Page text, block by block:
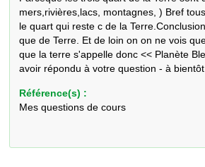
mers,rivières,lacs, montagnes, ) Bref
le quart qui reste c de la
que de Terre. Et de loin on on ne vois
que la terre s'appelle donc << Planète
avoir répondu à votre question - à
Référence(s) :
Mes questions de cours